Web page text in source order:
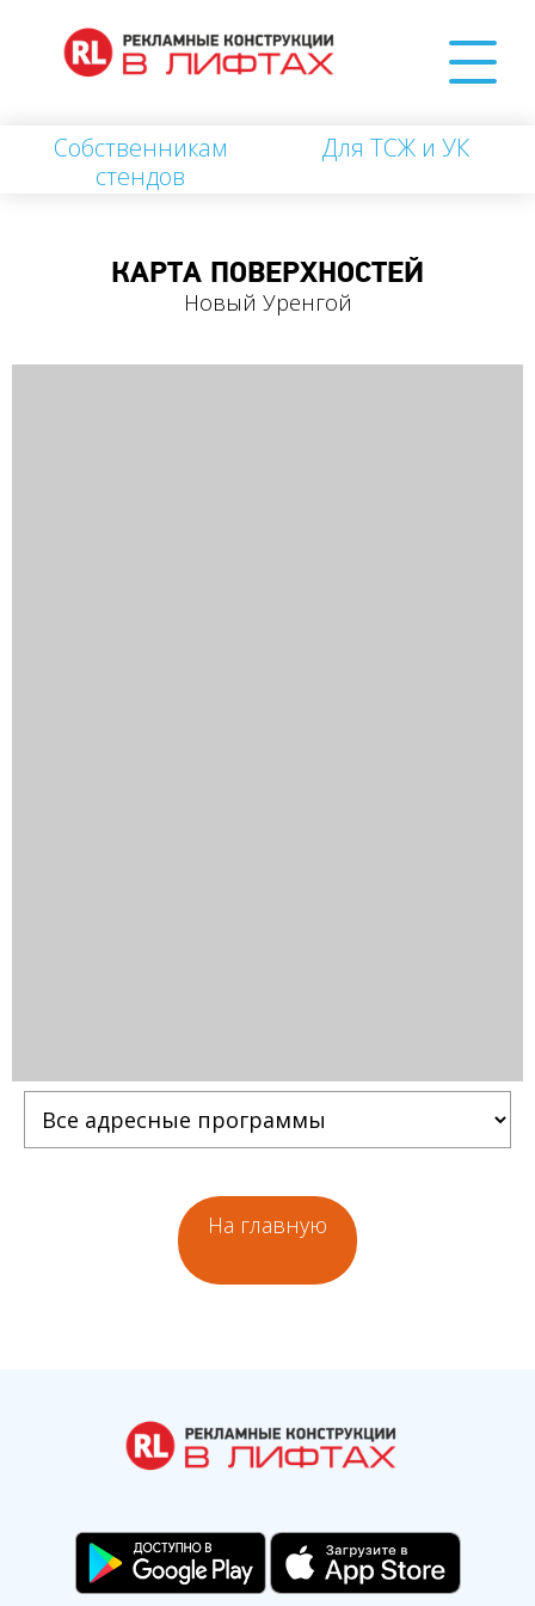
Собственникам
стендов
Для ТСЖ и УК
КАРТА ПОВЕРХНОСТЕЙ
Новый Уренгой
На главную